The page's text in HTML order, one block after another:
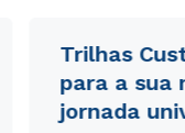
Trilhas
para a sua
jornada
para o